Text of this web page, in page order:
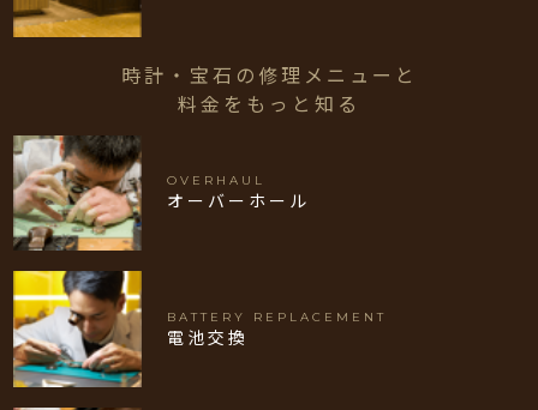
時計・宝石の修理メニューと
料金をもっと知る
OVERHAUL
オーバーホール
BATTERY REPLACEMENT
電池交換